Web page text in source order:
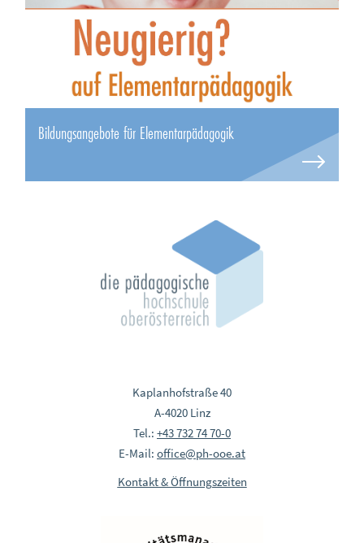
Bildungsangebote für Elementarpädagogik
Kaplanhofstraße 40
A-4020 Linz
Tel.: +43 732 74 70-0
E-Mail: office@ph-ooe.at
Kontakt & Öffnungszeiten